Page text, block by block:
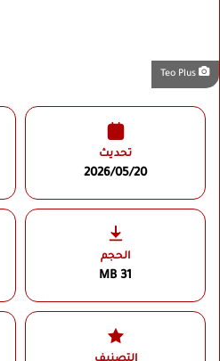
تحديث
2026/05/20
الحجم
31 MB